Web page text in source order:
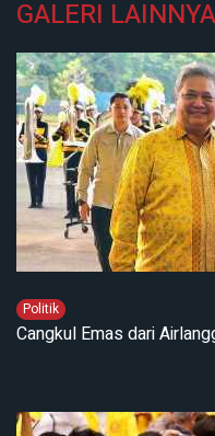
GALERI LAINNYA
Politik
Cangkul Emas dari